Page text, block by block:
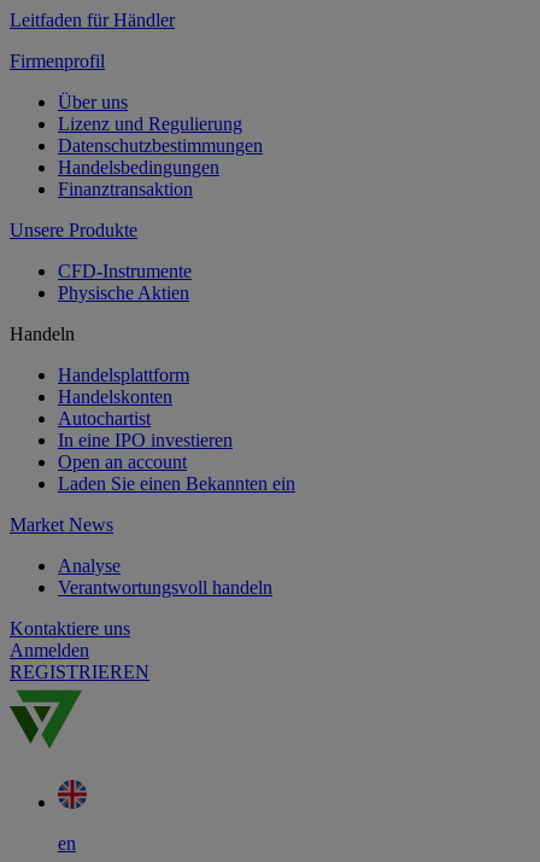
Leitfaden für Händler
Firmenprofil
Über uns
Lizenz und Regulierung
Datenschutzbestimmungen
Handelsbedingungen
Finanztransaktion
Unsere Produkte
CFD-Instrumente
Physische Aktien
Handeln
Handelsplattform
Handelskonten
Autochartist
In eine IPO investieren
Open an account
Laden Sie einen Bekannten ein
Market News
Analyse
Verantwortungsvoll handeln
Kontaktiere uns
Anmelden
REGISTRIEREN
en